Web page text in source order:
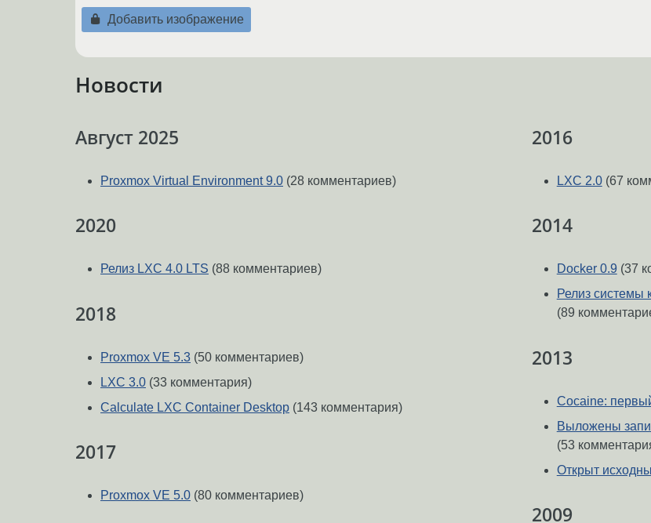
Добавить изображение
Новости
Август 2025
Proxmox Virtual Environment 9.0 (28 комментариев)
2020
Релиз LXC 4.0 LTS (88 комментариев)
2018
Proxmox VE 5.3 (50 комментариев)
LXC 3.0 (33 комментария)
Calculate LXC Container Desktop (143 комментария)
2017
Proxmox VE 5.0 (80 комментариев)
2016
LXC 2.0(67
2014
Docker 0.9 (37
Релиз системы
(89
2013
Cocaine:
Выложены
(53
Открыт
2009